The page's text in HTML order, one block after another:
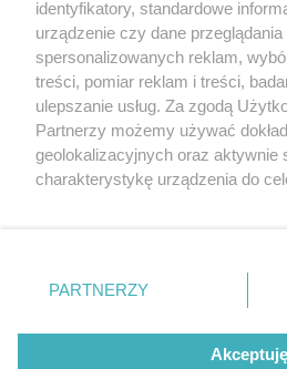
1 / 3
Policyjna akcja
Ferie"
Policyjna akcja "Bezpieczne
Nie zapomnij
zapoznać się z:
polityką prywatności
Twojemiasto
Piekary Śląskie
Chorzów
Tarnowskie Góry
Gliwice
identyfikatory, standardowe
urządzenie czy dane
spersonalizowanych reklam,
treści, pomiar reklam i treści,
ulepszanie usług. Za zgodą
Partnerzy możemy używać
geolokalizacyjnych oraz aktywnie
charakterystykę urządzenia do
zmienić/wycofać klikając przycisk
znajdujący się w lewym dolnym
rodzaje przetwarzania danych nie
użytkownika, ale masz prawo
PARTNERZY
Akceptuję